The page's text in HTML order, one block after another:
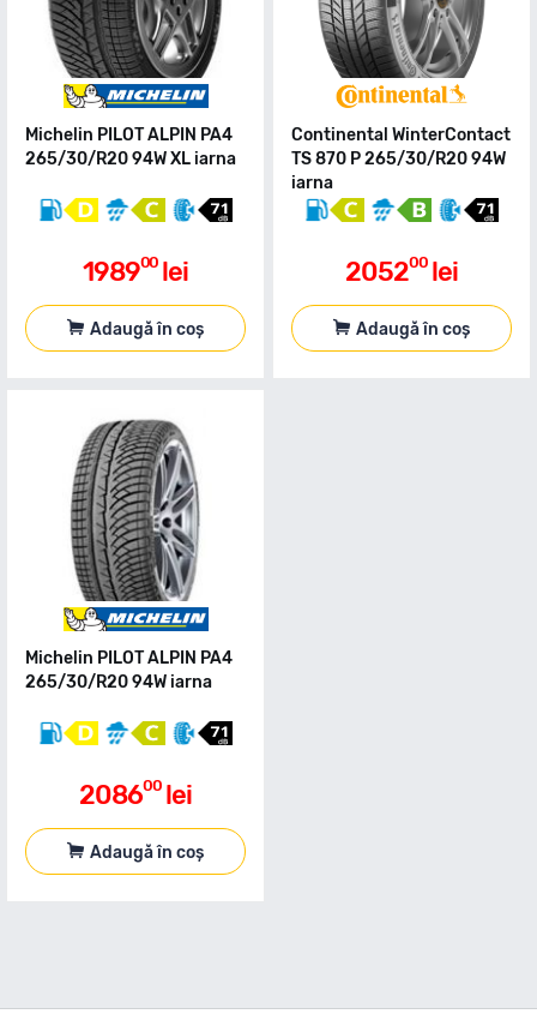
Michelin PILOT ALPIN PA4
265/30/R20 94W XL iarna
198900 lei
Adaugă în coș
Continental WinterContact
TS 870 P 265/30/R20 94W
iarna
205200 lei
Adaugă în coș
Michelin PILOT ALPIN PA4
265/30/R20 94W iarna
208600 lei
Adaugă în coș